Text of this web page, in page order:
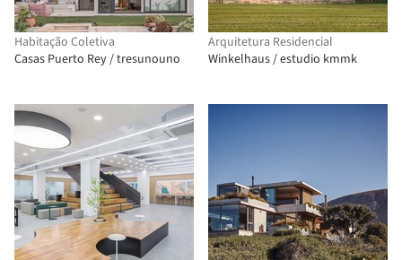
Habitação Coletiva
Casas Puerto Rey / tresunouno
Arquitetura Residencial
Winkelhaus / estudio kmmk